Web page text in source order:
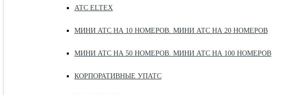
АТС ELTEX
МИНИ АТС НА 10 НОМЕРОВ. МИНИ АТС НА 20 НОМЕРОВ
МИНИ АТС НА 50 НОМЕРОВ. МИНИ АТС НА 100 НОМЕРОВ
КОРПОРАТИВНЫЕ УПАТС